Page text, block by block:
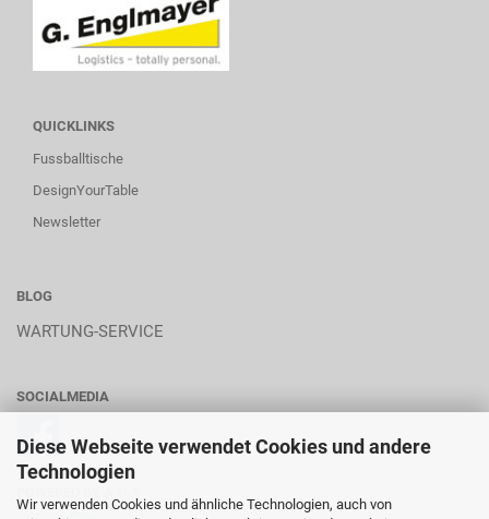
Diese Webseite verwendet Cookies und andere
Technologien
Wir verwenden Cookies und ähnliche Technologien, auch von
QUICKLINKS
Fussballtische
DesignYourTable
Newsletter
BLOG
WARTUNG-SERVICE
SOCIALMEDIA